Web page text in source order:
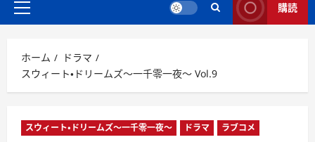
ッ
メ
メ
ニ
ュ
購読
ホーム
ドラマ
スウィート・ドリームズ〜一千零一夜〜 Vol.9
スウィート・ドリームズ〜一千零一夜〜 ドラマ ラブコメ